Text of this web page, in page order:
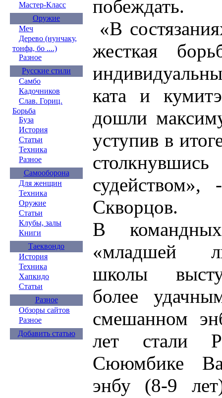
Мастер-Класс
Оружие
Меч
Дерево (нунчаку,
тонфа, бо ....)
Разное
Русские стили
Самбо
Кадочников
Слав. Гориц.
Борьба
Буза
История
Статьи
Техника
Разное
Самооборона
Для женщин
Техника
Оружие
Статьи
Клубы, залы
Книги
Таеквондо
История
Техника
Хапкидо
Статьи
Разное
Обзоры сайтов
Разное
Добавить статью
побеждать.
«В
жесткая
ката и
дошли
уступив в
Скворцов.
В
«младшей
школы
более
смешанном
лет стали
Сююмбике
энбу (8-9